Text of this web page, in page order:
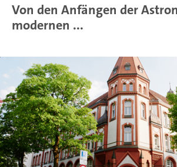
Von den Anfängen der
modernen ...